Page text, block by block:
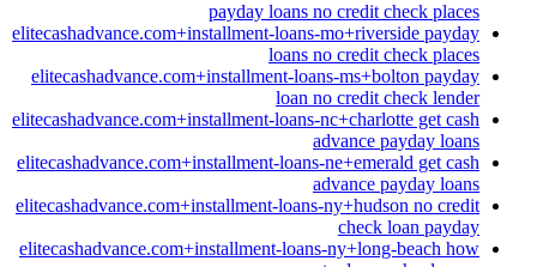
payday loans no credit check places
elitecashadvance.com+installment-loans-mo+riverside payday
loans no credit check places
elitecashadvance.com+installment-loans-ms+bolton payday
loan no credit check lender
elitecashadvance.com+installment-loans-nc+charlotte get cash
advance payday loans
elitecashadvance.com+installment-loans-ne+emerald get cash
advance payday loans
elitecashadvance.com+installment-loans-ny+hudson no credit
check loan payday
elitecashadvance.com+installment-loans-ny+long-beach how